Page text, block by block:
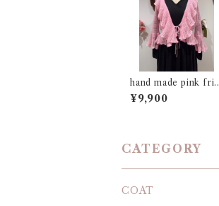
hand made pink frill
knit cardigan
¥9,900
CATEGORY
COAT